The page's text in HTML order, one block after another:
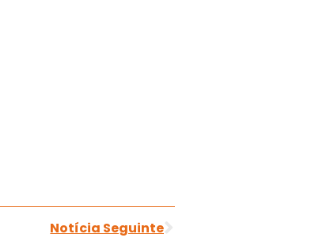
Notícia Seguinte